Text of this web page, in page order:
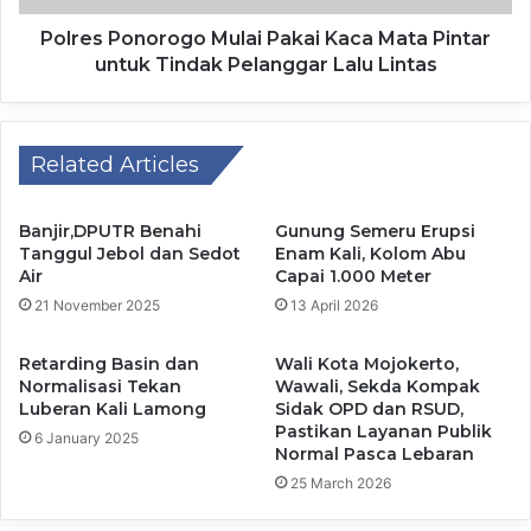
investasi terhadap surat utang.
Dengan demikian, aliran modal asing kembali masuk ke
Indonesia dan diharapkan dapat memperkuat posisi rupiah.
Purbaya juga mengatakan bahwa dalam waktu dekat akan
Prabowo.
Nilai tukar (kurs) rupiah pada penutupan perdagangan hari
Senin, 18 Mei 2026 melemah jadi Rp17.668 per dolar AS
Kurs Jakarta Interbank Spot Dollar Rate (JISDOR) Bank
Indonesia pada hari Senin, 18 Mei 2026 juga bergerak
melemah ke level Rp17.666 per dolar AS dari sebelumnya
Polres Ponorogo Mulai Pakai Kaca Mata Pintar
untuk Tindak Pelanggar Lalu Lintas
Related Articles
Banjir,DPUTR Benahi
Tanggul Jebol dan Sedot
Air
21 November 2025
Gunung Semeru Erupsi
Enam Kali, Kolom Abu
Capai 1.000 Meter
13 April 2026
Retarding Basin dan
Normalisasi Tekan
Luberan Kali Lamong
6 January 2025
Wali Kota Mojokerto,
Wawali, Sekda Kompak
Sidak OPD dan RSUD,
Pastikan Layanan Publik
Normal Pasca Lebaran
25 March 2026